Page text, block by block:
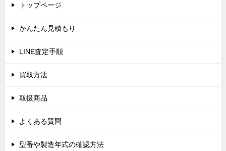
ー
シ
トップページ
かんたん見積もり
LINE査定手順
買取方法
取扱商品
よくある質問
型番や製造年式の確認方法